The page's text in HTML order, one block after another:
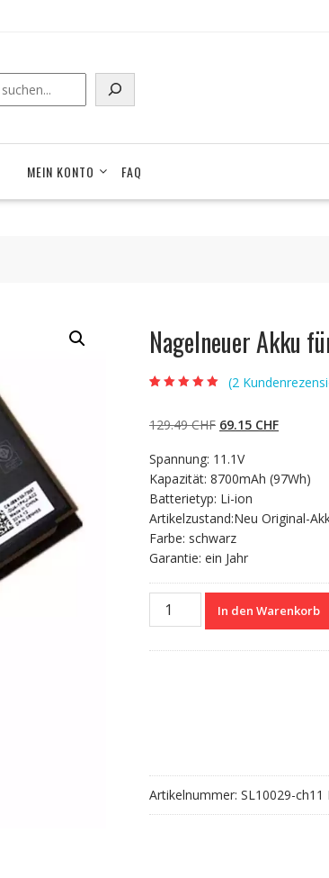
MEIN KONTO FAQ
Nagelneuer Akku
basierend auf
Kundenbewertun
(2
129.49CHF Ursprünglicher
war:
129.49 CHF
69.15 CHFAktueller
69.15
Spannung: 11.1V
Kapazität: 8700mAh (97Wh)
Batterietyp: Li-ion
Artikelzustand:Neu Original-
Farbe: schwarz
Garantie: ein Jahr
Nagelneuer
Akku
In den Warenkorb
Artikelnummer: SL10029-ch11